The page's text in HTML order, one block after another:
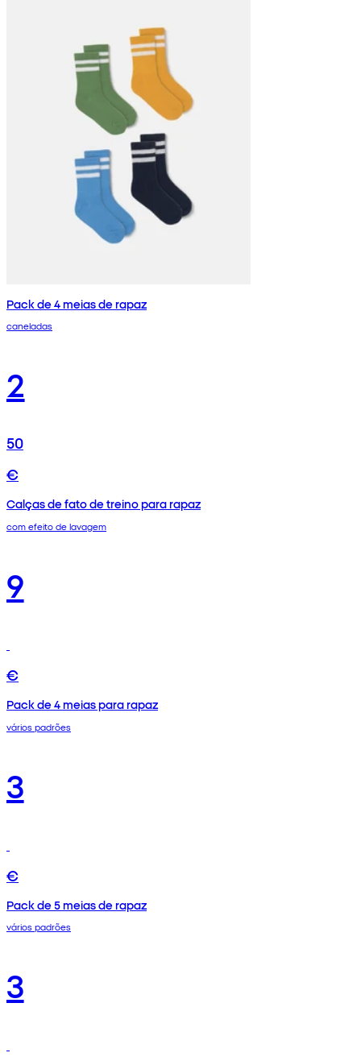
Pack de 4 meias de rapaz
caneladas
2
50
€
Calças de fato de treino para rapaz
com efeito de lavagem
9
€
Pack de 4 meias para rapaz
vários padrões
3
€
Pack de 5 meias de rapaz
vários padrões
3